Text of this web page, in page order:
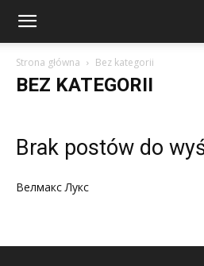
Strona główna Bez kategorii
BEZ KATEGORII
Brak postów do
Велмакс Лукс